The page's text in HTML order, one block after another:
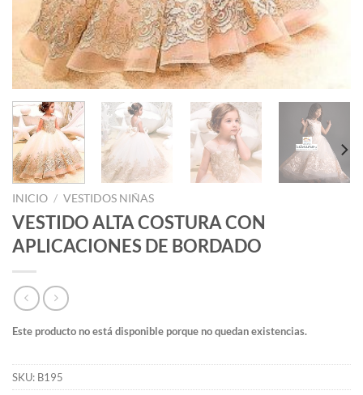
INICIO / VESTIDOS NIÑAS
VESTIDO ALTA COSTURA CON
APLICACIONES DE BORDADO
Este producto no está disponible porque no quedan existencias.
SKU: B195